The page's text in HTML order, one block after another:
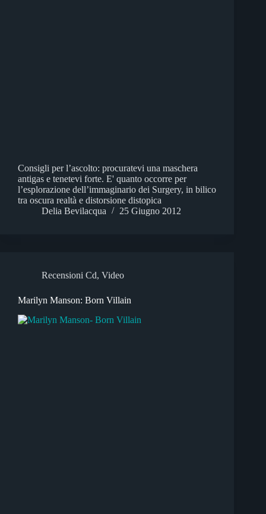
Consigli per l’ascolto: procuratevi una maschera
antigas e tenetevi forte. E' quanto occorre per
l’esplorazione dell’immaginario dei Surgery, in bilico
tra oscura realtà e distorsione distopica
Delia Bevilacqua
25 Giugno 2012
Recensioni Cd, Video
Marilyn Manson: Born Villain